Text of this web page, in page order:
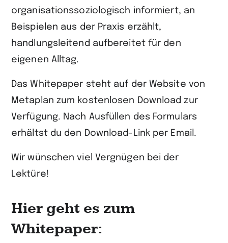
organisationssoziologisch informiert, an
Beispielen aus der Praxis erzählt,
handlungsleitend aufbereitet für den
eigenen Alltag.
Das Whitepaper steht auf der Website von
Metaplan zum kostenlosen Download zur
Verfügung. Nach Ausfüllen des Formulars
erhältst du den Download-Link per Email.
Wir wünschen viel Vergnügen bei der
Lektüre!
Hier geht es zum
Whitepaper: